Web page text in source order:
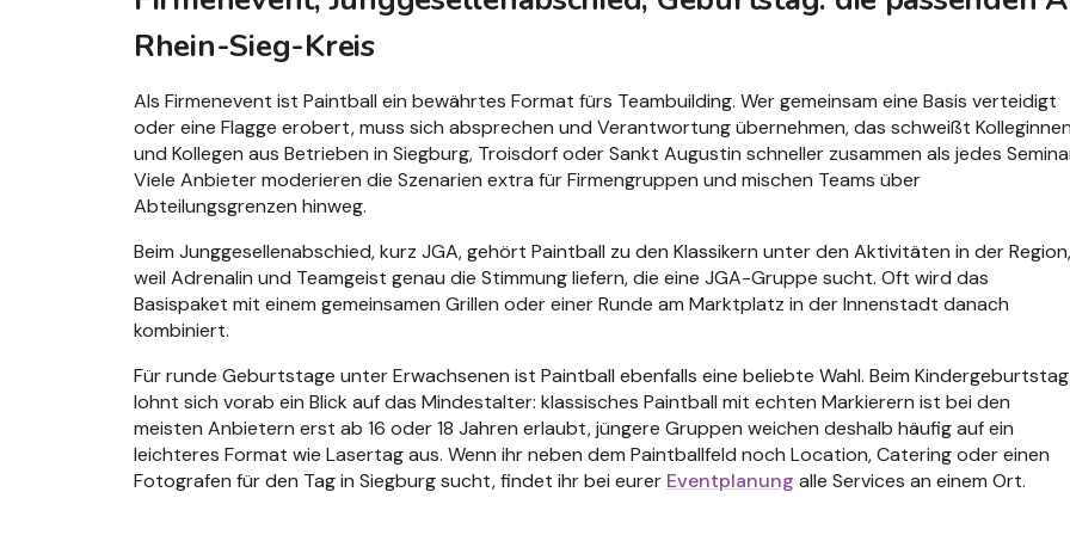
Rhein-Sieg-Kreis
Als Firmenevent ist Paintball ein bewährtes Format fürs Teambuilding. Wer gemeinsam eine Basis verteidigt
oder eine Flagge erobert, muss sich absprechen und Verantwortung übernehmen, das schweißt Kolleginnen
und Kollegen aus Betrieben in Siegburg, Troisdorf oder Sankt Augustin schneller zusammen als jedes
Viele Anbieter moderieren die Szenarien extra für Firmengruppen und mischen Teams über
Abteilungsgrenzen hinweg.
Beim Junggesellenabschied, kurz JGA, gehört Paintball zu den Klassikern unter den Aktivitäten in der Region,
weil Adrenalin und Teamgeist genau die Stimmung liefern, die eine JGA-Gruppe sucht. Oft wird das
Basispaket mit einem gemeinsamen Grillen oder einer Runde am Marktplatz in der Innenstadt danach
kombiniert.
Für runde Geburtstage unter Erwachsenen ist Paintball ebenfalls eine beliebte Wahl. Beim Kindergeburtstag
lohnt sich vorab ein Blick auf das Mindestalter: klassisches Paintball mit echten Markierern ist bei den
meisten Anbietern erst ab 16 oder 18 Jahren erlaubt, jüngere Gruppen weichen deshalb häufig auf ein
leichteres Format wie Lasertag aus. Wenn ihr neben dem Paintballfeld noch Location, Catering oder einen
Fotografen für den Tag in Siegburg sucht, findet ihr bei eurer Eventplanung alle Services an einem Ort.